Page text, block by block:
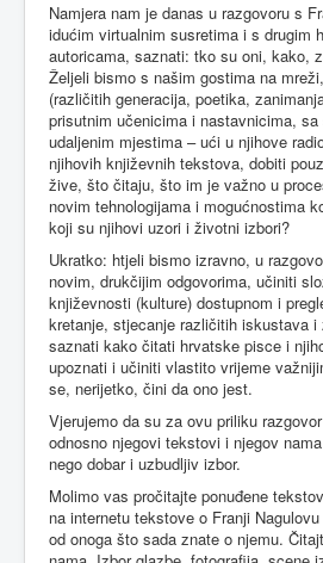
Namjera nam je danas u razgovoru s
idućim virtualnim susretima i s drugim
autoricama, saznati: tko su oni, kako,
Željeli bismo s našim gostima na
(različitih generacija, poetika,
prisutnim učenicima i nastavnicima,
udaljenim mjestima – ući u njihove
njihovih književnih tekstova, dobiti
žive, što čitaju, što im je važno u
novim tehnologijama i mogućnostima
koji su njihovi uzori i životni izbori?
Ukratko: htjeli bismo izravno, u
novim, drukčijim odgovorima, učiniti
književnosti (kulture) dostupnom i
kretanje, stjecanje različitih iskustava
saznati kako čitati hrvatske pisce i
upoznati i učiniti vlastito vrijeme
se, nerijetko, čini da ono jest.
Vjerujemo da su za ovu priliku
odnosno njegovi tekstovi i njegov
nego dobar i uzbudljiv izbor.
Molimo vas pročitajte ponuđene
na internetu tekstove o Franji
od onoga što sada znate o njemu.